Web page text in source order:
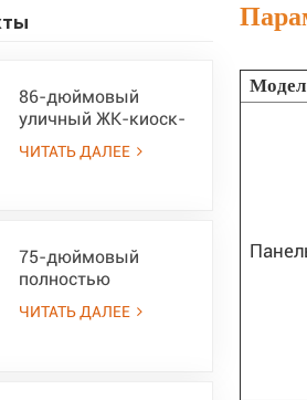
86-дюймовый
уличный ЖК-киоск-
IP65, изготовленный
на заказ
ЧИТАТЬ ДАЛЕЕ
75-дюймовый
полностью
наружный ЖК-киоск
с возможностью
ЧИТАТЬ ДАЛЕЕ